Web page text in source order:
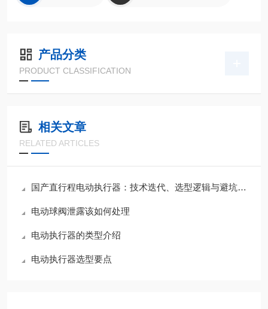
产品分类
PRODUCT CLASSIFICATION
相关文章
RELATED ARTICLES
国产直行程电动执行器：技术迭代、选型逻辑与避坑指南
电动球阀泄露该如何处理
电动执行器的类型介绍
电动执行器选型要点